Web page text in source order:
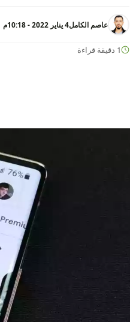
عاصم الكامل4 يناير 2022 - 10:18م
1 دقيقة قراءة